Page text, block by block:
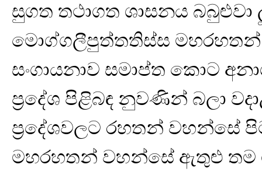
සුගත තථාගත ශාසනය බබුළුවා
මොග්ගලීපුත්තතිස්ස මහරහතන්
සංගායනාව සමාප්ත කොට
ප්‍රදේශ පිළිබඳ නුවණින් බලා
ප්‍රදේශවලට රහතන් වහන්සේ
මහරහතන් වහන්සේ ඇතුළු